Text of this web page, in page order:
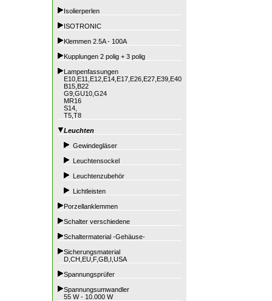
Isolierperlen
ISOTRONIC
Klemmen 2.5A - 100A
Kupplungen 2 polig + 3 polig
Lampenfassungen
E10,E11,E12,E14,E17,E26,E27,E39,E40
B15,B22
G9,GU10,G24
MR16
S14,
T5,T8
Leuchten
Gewindegläser
Leuchtensockel
Leuchtenzubehör
Lichtleisten
Porzellanklemmen
Schalter verschiedene
Schaltermaterial -Gehäuse-
Sicherungsmaterial
D,CH,EU,F,GB,I,USA
Spannungsprüfer
Spannungsumwandler
55 W - 10.000 W